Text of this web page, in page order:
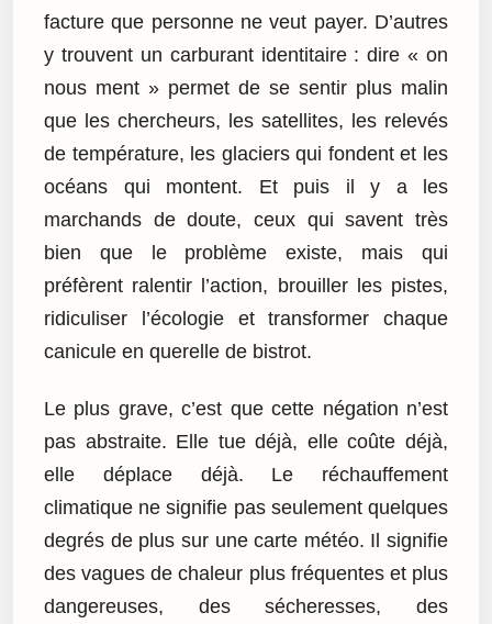
facture que personne ne veut payer. D’autres
y trouvent un carburant identitaire : dire « on
nous ment » permet de se sentir plus malin
que les chercheurs, les satellites, les relevés
de température, les glaciers qui fondent et les
océans qui montent. Et puis il y a les
marchands de doute, ceux qui savent très
bien que le problème existe, mais qui
préfèrent ralentir l’action, brouiller les pistes,
ridiculiser l’écologie et transformer chaque
canicule en querelle de bistrot.
Le plus grave, c’est que cette négation n’est
pas abstraite. Elle tue déjà, elle coûte déjà,
elle déplace déjà. Le réchauffement
climatique ne signifie pas seulement quelques
degrés de plus sur une carte météo. Il signifie
des vagues de chaleur plus fréquentes et plus
dangereuses, des sécheresses, des